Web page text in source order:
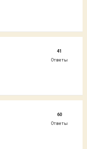
41
Ответы
60
Ответы